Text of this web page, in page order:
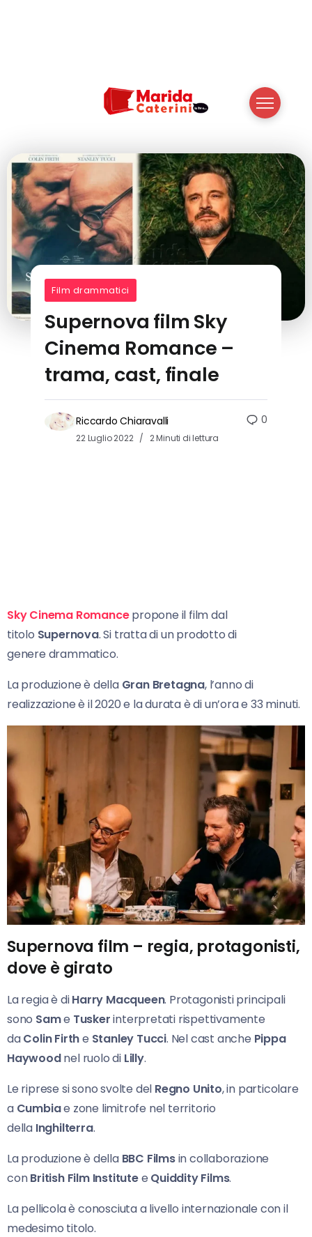
Film drammatici
Supernova film Sky
Cinema Romance –
trama, cast, finale
Riccardo Chiaravalli
22 Luglio 2022 2 Minuti di lettura
0
Sky Cinema Romancepropone il film dal
titolo Supernova. Si tratta di un prodotto di
genere drammatico.
La produzione è della Gran Bretagna, l’anno di
realizzazione è il 2020 e la durata è di un’ora e 33 minuti.
Supernova film – regia, protagonisti,
dove è girato
La regia è diHarry Macqueen. Protagonisti principali
sono Same Tuskerinterpretati rispettivamente
daColin Firthe Stanley Tucci. Nel cast anche Pippa
Haywoodnel ruolo di Lilly.
Le riprese si sono svolte del Regno Unito, in particolare
a Cumbiae zone limitrofe nel territorio
della Inghilterra.
La produzione è della BBC Filmsin collaborazione
conBritish Film Institutee Quiddity Films.
La pellicola è conosciuta a livello internazionale con il
medesimo titolo.